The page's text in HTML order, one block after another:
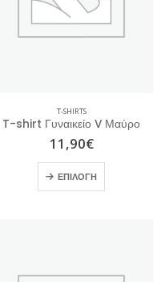
T-SHIRTS
T-shirt Γυναικείο V Μαύρο
11,90€
ΕΠΙΛΟΓΉ